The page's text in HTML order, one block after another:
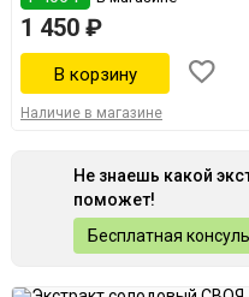
1 450 ₽
Наличие в магазине
Не знаешь какой
поможет!
Бесплатная